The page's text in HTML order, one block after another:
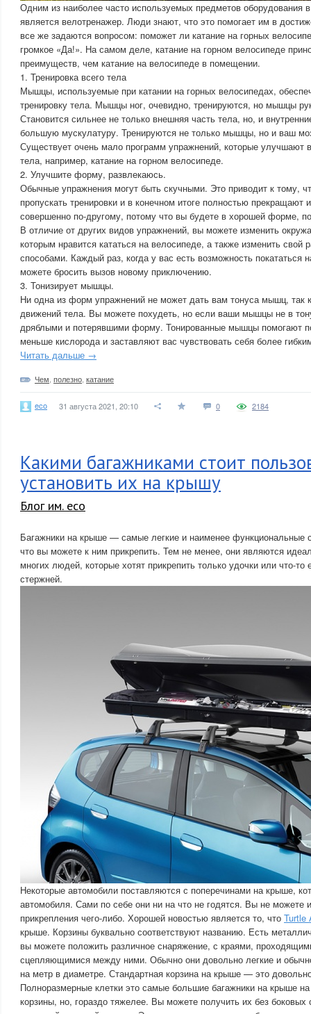
Одним из наиболее часто используемых предметов оборудования
является велотренажер. Люди знают, что это помогает им в
все же задаются вопросом: поможет ли катание на горных
громкое «Да!». На самом деле, катание на горном велосипеде
преимуществ, чем катание на велосипеде в помещении.
1. Тренировка всего тела
Мышцы, используемые при катании на горных велосипедах,
тренировку тела. Мышцы ног, очевидно, тренируются, но мышцы
Становится сильнее не только внешняя часть тела, но, и
большую мускулатуру. Тренируются не только мышцы, но и ваш
Существует очень мало программ упражнений, которые улучшают
тела, например, катание на горном велосипеде.
2. Улучшите форму, развлекаюсь.
Обычные упражнения могут быть скучными. Это приводит к тому,
пропускать тренировки и в конечном итоге полностью прекращают
совершенно по-другому, потому что вы будете в хорошей форме,
В отличие от других видов упражнений, вы можете изменить
которым нравится кататься на велосипеде, а также изменить свой
способами. Каждый раз, когда у вас есть возможность покататься
можете бросить вызов новому приключению.
3. Тонизирует мышцы.
Ни одна из форм упражнений не может дать вам тонуса мышц, так
движений тела. Вы можете похудеть, но если ваши мышцы не в
дряблыми и потерявшими форму. Тонированные мышцы помогают
меньше кислорода и заставляют вас чувствовать себя более
Читать дальше →
Чем полезно катание
eco 31 августа 2021, 20:10 0 2184
Какими багажниками стоит
установить их на крышу
Блог им. eco
Багажники на крыше — самые легкие и наименее функциональные
что вы можете к ним прикрепить. Тем не менее, они являются
многих людей, которые хотят прикрепить только удочки или что-
стержней.
Некоторые автомобили поставляются с поперечинами на крыше,
автомобиля. Сами по себе они ни на что не годятся. Вы не можете
прикрепления чего-либо. Хорошей новостью является то, что Turtle
крыше. Корзины буквально соответствуют названию. Есть
вы можете положить различное снаряжение, с краями,
сцепляющимися между ними. Обычно они довольно легкие и
на метр в диаметре. Стандартная корзина на крыше — это
Полноразмерные клетки это самые большие багажники на крыше
корзины, но, гораздо тяжелее. Вы можете получить их без боковых